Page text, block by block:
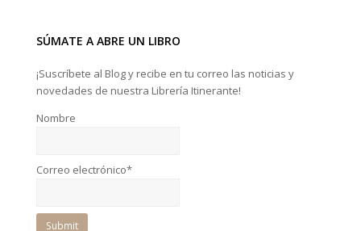
SÚMATE A ABRE UN LIBRO
¡Suscríbete al Blog y recibe en tu correo las noticias y
novedades de nuestra Librería Itinerante!
Nombre
Correo electrónico*